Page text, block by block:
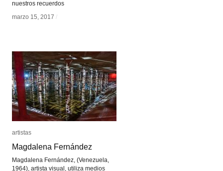
nuestros recuerdos
marzo 15, 2017 /
marzo 15, 2017 /
artistas
Magdalena Fernández
Magdalena Fernández, (Venezuela,
1964), artista visual, utiliza medios
artistas
Magdalena Fernández